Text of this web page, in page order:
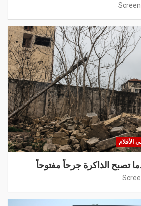
الأفلام
تصبح الذاكرة جرحاً مفتوحاً